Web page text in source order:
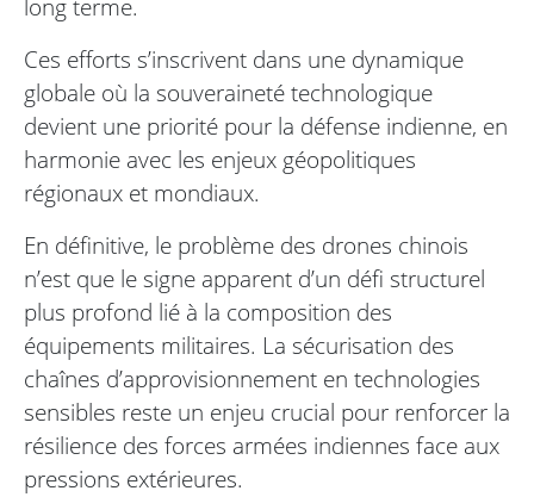
long terme.
Ces efforts s’inscrivent dans une dynamique
globale où la souveraineté technologique
devient une priorité pour la défense indienne, en
harmonie avec les enjeux géopolitiques
régionaux et mondiaux.
En définitive, le problème des drones chinois
n’est que le signe apparent d’un défi structurel
plus profond lié à la composition des
équipements militaires. La sécurisation des
chaînes d’approvisionnement en technologies
sensibles reste un enjeu crucial pour renforcer la
résilience des forces armées indiennes face aux
pressions extérieures.